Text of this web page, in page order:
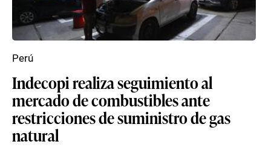
Indecopi realiza seguimiento al
mercado de combustibles ante
restricciones de suministro de gas
natural
Perú